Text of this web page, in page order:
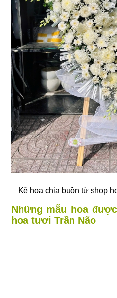
Kệ hoa chia buồn từ shop
Những mẫu hoa
hoa tươi Trần Não